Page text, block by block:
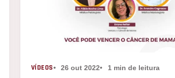
VÍDEOS 26 out 2022 1 min de leitura